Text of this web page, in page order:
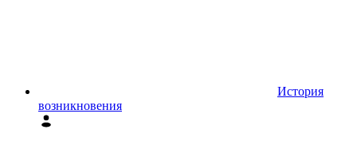
История
возникновения